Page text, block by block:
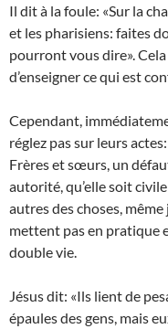
Il dit à la foule: «Sur la
et les pharisiens: faites
pourront vous dire».
d’enseigner ce qui est
Cependant,
réglez pas sur leurs
Frères et sœurs, un
autorité, qu’elle soit
autres des choses,
mettent pas en pratique
double vie.
Jésus dit: «Ils lient de
épaules des gens, mais